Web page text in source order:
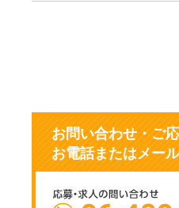
お問い合わせ・ご
お電話またはメー